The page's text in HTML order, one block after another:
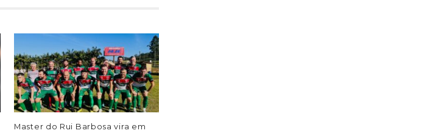
Master do Rui Barbosa vira em